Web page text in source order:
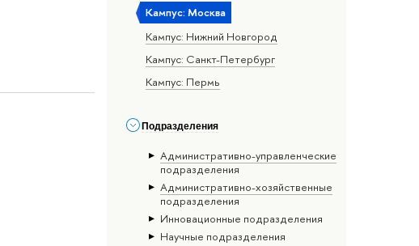
Кампус: Москва
Кампус: Нижний Новгород
Кампус: Санкт-Петербург
Кампус: Пермь
Подразделения
Административно-управленческие
подразделения
Административно-хозяйственные
подразделения
Инновационные подразделения
Научные подразделения